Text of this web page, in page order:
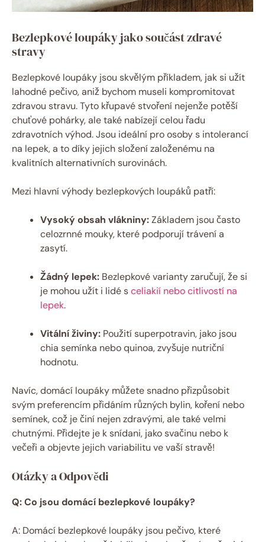
Bezlepkové loupáky jako součást zdravé
stravy
Bezlepkové loupáky jsou skvělým příkladem, jak si užít
lahodné pečivo, aniž bychom museli kompromitovat
zdravou stravu. Tyto křupavé stvoření nejenže potěší
chuťové pohárky, ale také nabízejí celou řadu
zdravotních výhod. Jsou ideální pro osoby s intolerancí
na lepek, a to díky jejich složení založenému na
kvalitních alternativních surovinách.
Mezi hlavní výhody bezlepkových loupáků patří:
Vysoký obsah vlákniny:Základem jsou často
celozrnné mouky, které podporují trávení a
zasytí.
Žádný lepek: Bezlepkové varianty zaručují, že si
je mohou užít i lidé sceliakií nebo citlivostí na
lepek.
Vitální živiny: Použití superpotravin, jako jsou
chia semínka nebo quinoa, zvyšuje nutriční
hodnotu.
Navíc, domácí loupáky můžete snadno přizpůsobit
svým preferencím přidáním různých bylin, koření nebo
semínek, což je činí nejen zdravými, ale také velmi
chutnými. Přidejte je k snídani, jako svačinu nebo k
večeři a objevte jejich variabilitu ve vaší stravě!
Otázky a Odpovědi
Q: Co jsou domácí bezlepkové loupáky?
A: Domácí bezlepkové loupáky jsou pečivo, které